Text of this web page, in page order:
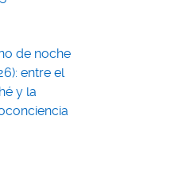
de noche
entre el
y la